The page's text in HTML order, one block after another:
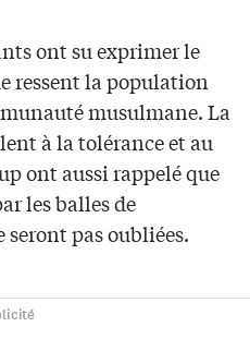
ont su exprimer le
ressent la population
musulmane. La
à la tolérance et au
ont aussi rappelé que
les balles de
seront pas oubliées.